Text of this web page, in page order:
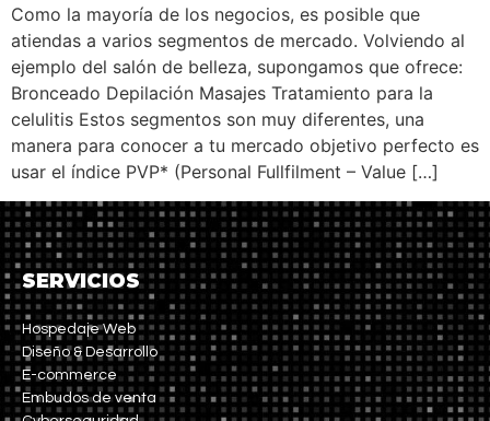
Como la mayoría de los negocios, es posible que
atiendas a varios segmentos de mercado. Volviendo al
ejemplo del salón de belleza, supongamos que ofrece:
Bronceado Depilación Masajes Tratamiento para la
celulitis Estos segmentos son muy diferentes, una
manera para conocer a tu mercado objetivo perfecto es
usar el índice PVP* (Personal Fullfilment – Value […]
SERVICIOS
Hospedaje Web
Diseño & Desarrollo
E-commerce
Embudos de venta